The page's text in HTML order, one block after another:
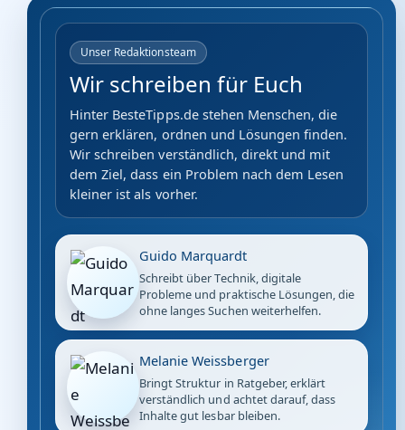
Unser Redaktionsteam
Wir schreiben für Euch
Hinter BesteTipps.de stehen Menschen, die
gern erklären, ordnen und Lösungen finden.
Wir schreiben verständlich, direkt und mit
dem Ziel, dass ein Problem nach dem Lesen
kleiner ist als vorher.
Guido Marquardt
Schreibt über Technik, digitale
Probleme und praktische Lösungen, die
ohne langes Suchen weiterhelfen.
Melanie Weissberger
Bringt Struktur in Ratgeber, erklärt
verständlich und achtet darauf, dass
Inhalte gut lesbar bleiben.